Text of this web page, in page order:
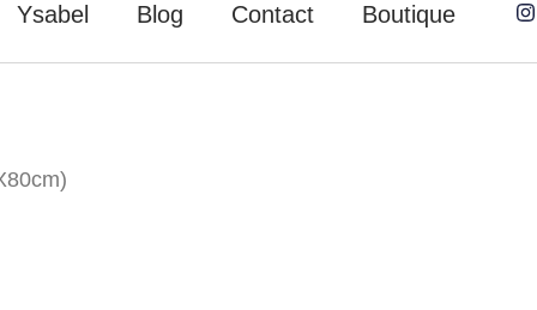
Ysabel Blog Contact Boutique